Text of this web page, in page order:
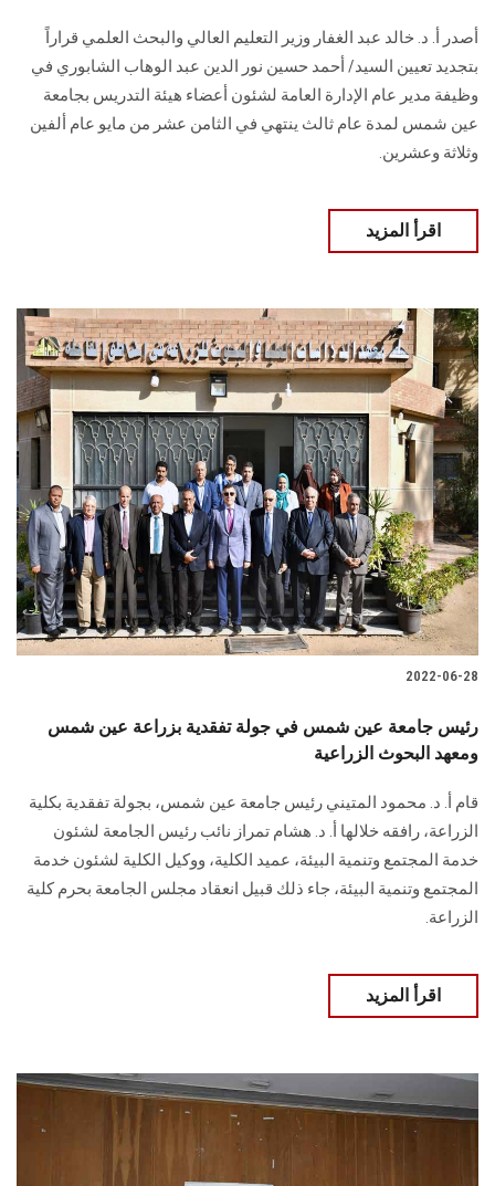
أصدر أ. د. خالد عبد الغفار وزير التعليم العالي والبحث العلمي قراراً
بتجديد تعيين السيد/ أحمد حسين نور الدين عبد الوهاب الشابوري في
وظيفة مدير عام الإدارة العامة لشئون أعضاء هيئة التدريس بجامعة
عين شمس لمدة عام ثالث ينتهي في الثامن عشر من مايو عام ألفين
وثلاثة وعشرين.
اقرأ المزيد
2022-06-28
رئيس جامعة عين شمس في جولة تفقدية بزراعة عين شمس
ومعهد البحوث الزراعية
قام أ. د. محمود المتيني رئيس جامعة عين شمس، بجولة تفقدية بكلية
الزراعة، رافقه خلالها أ. د. هشام تمراز نائب رئيس الجامعة لشئون
خدمة المجتمع وتنمية البيئة، عميد الكلية، ووكيل الكلية لشئون خدمة
المجتمع وتنمية البيئة، جاء ذلك قبيل انعقاد مجلس الجامعة بحرم كلية
الزراعة.
اقرأ المزيد